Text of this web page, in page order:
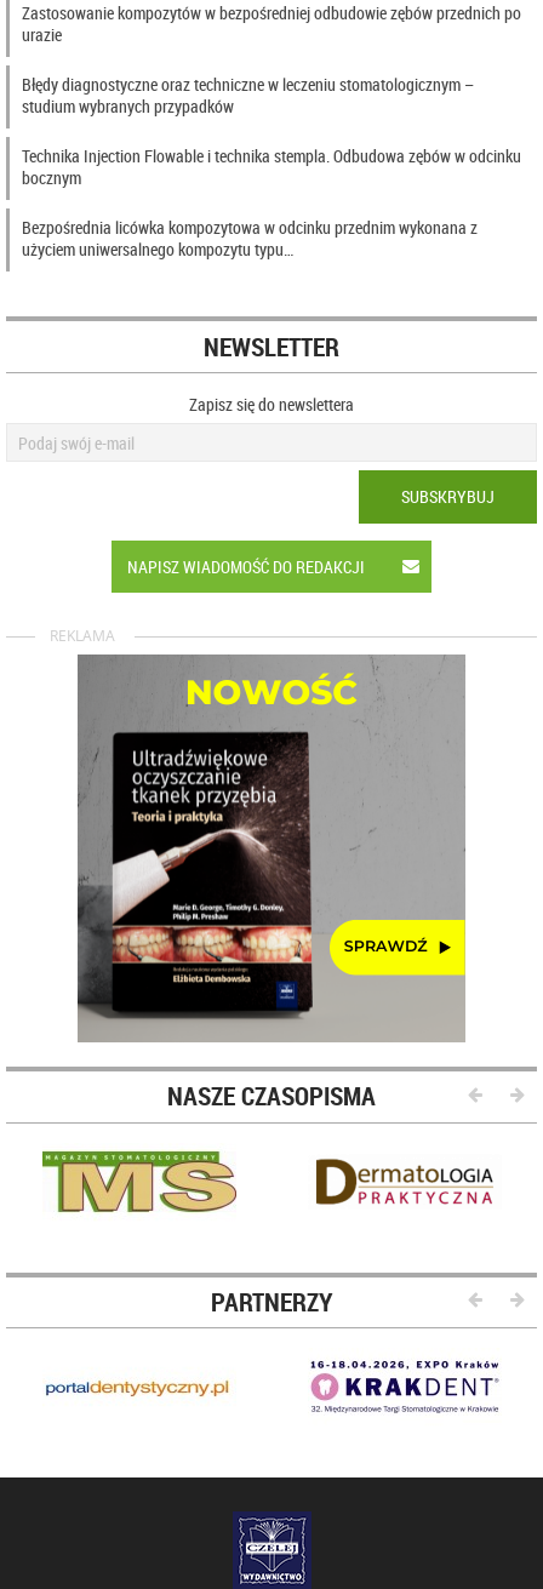
Zastosowanie kompozytów w bezpośredniej odbudowie zębów przednich po
urazie
Błędy diagnostyczne oraz techniczne w leczeniu stomatologicznym –
studium wybranych przypadków
Technika Injection Flowable i technika stempla. Odbudowa zębów w odcinku
bocznym
Bezpośrednia licówka kompozytowa w odcinku przednim wykonana z
użyciem uniwersalnego kompozytu typu…
NEWSLETTER
Zapisz się do newslettera
SUBSKRYBUJ
NAPISZ WIADOMOŚĆ DO REDAKCJI
REKLAMA
NASZE CZASOPISMA
PARTNERZY